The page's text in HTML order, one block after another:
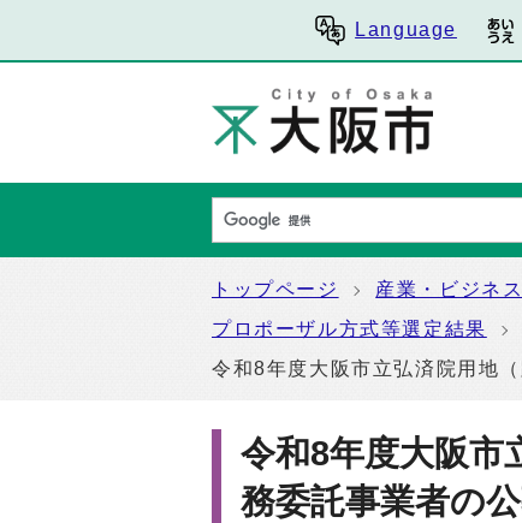
Language
トップページ 産業・ビジネス
プロポーザル方式等選定結果
令和8年度大阪市立弘済院用地
令和8年度大阪市
務委託事業者の